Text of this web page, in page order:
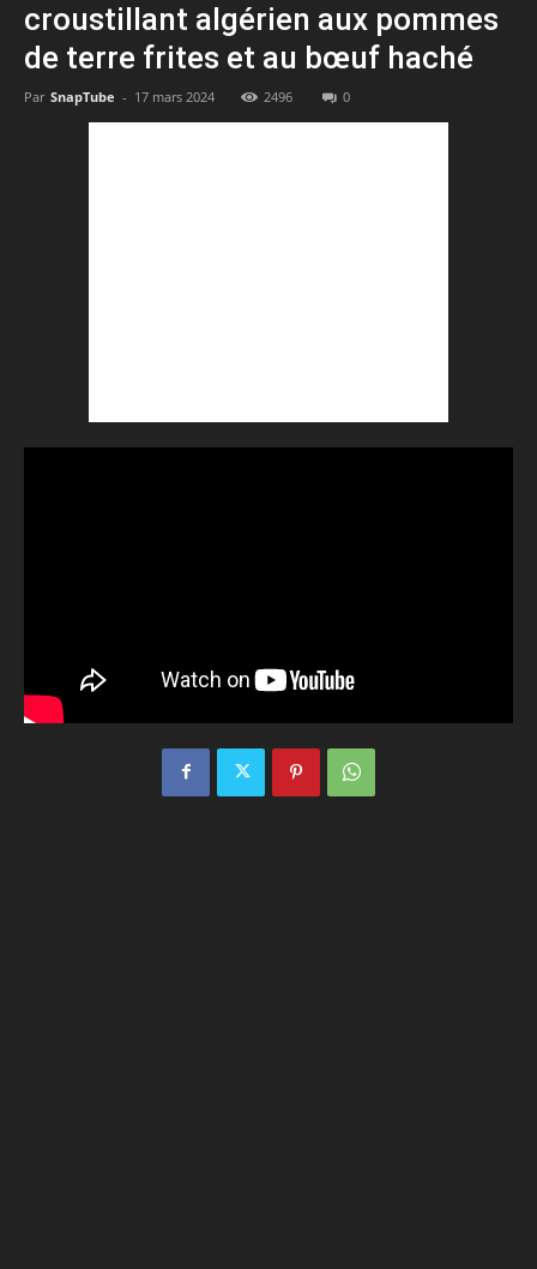
croustillant algérien aux pommes
de terre frites et au bœuf haché
Par SnapTube - 17 mars 2024 2496 0